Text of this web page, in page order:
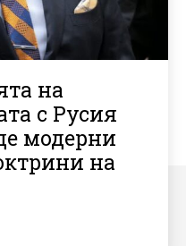
на
с Русия
модерни
на